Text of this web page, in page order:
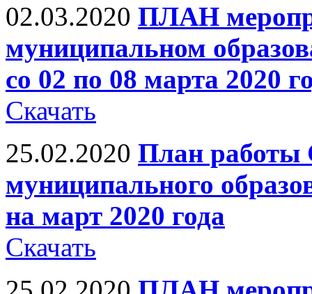
02.03.2020 ПЛАН
муниципальном
со 02 по 08 марта 2020
Скачать
25.02.2020 План работы
муниципального
на март 2020 года
Скачать